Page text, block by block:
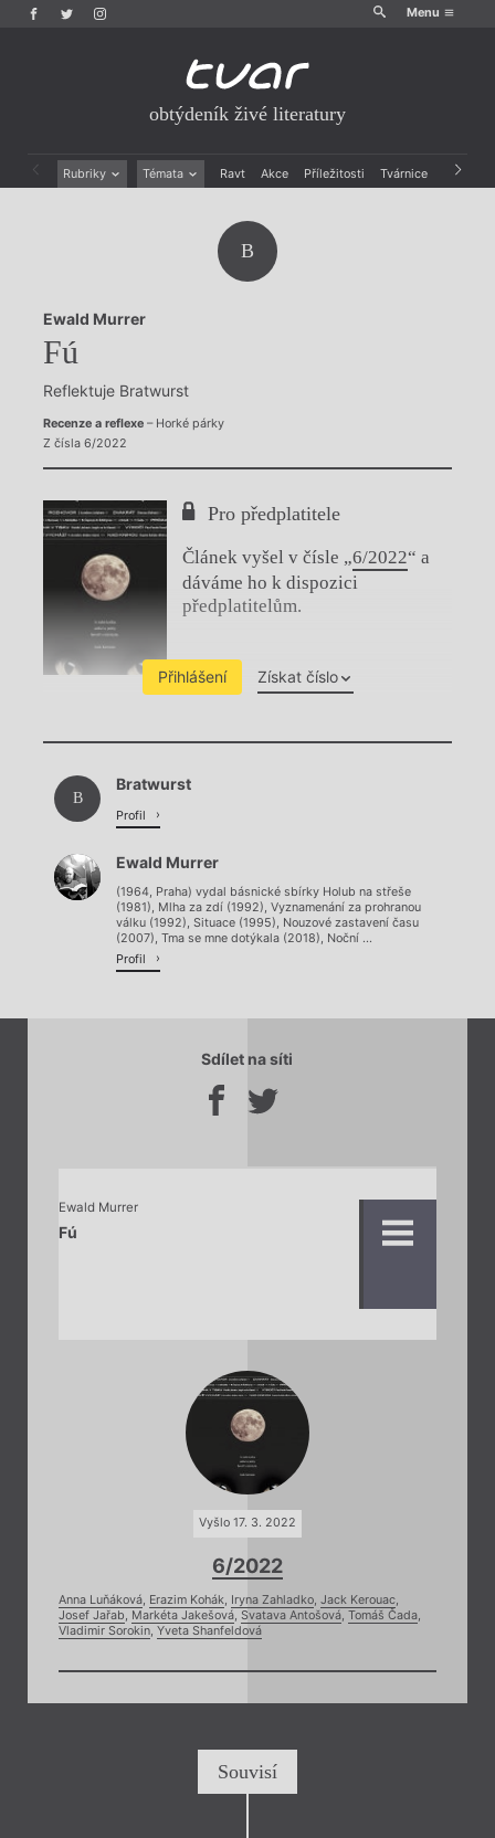
Menu
obtýdeník živé literatury
Rubriky Témata Ravt Akce Příležitosti Tvárnice Archiv
Rozhovory
Dokument
Výroční ceny
B
Ewald Murrer
Fú
Reflektuje Bratwurst
Recenze a reflexe– Horké párky
Z čísla 6/2022
Pro předplatitele
Článek vyšel v čísle „6/2022“ a
dáváme ho k dispozici
předplatitelům.
Přihlášení Získat číslo
Chviličku.
B
Bratwurst
Profil
Ewald Murrer
(1964, Praha) vydal básnické sbírky Holub na střeše
(1981), Mlha za zdí (1992), Vyznamenání za prohranou
válku (1992), Situace (1995), Nouzové zastavení času
(2007), Tma se mne dotýkala (2018), Noční ...
Profil
Sdílet na síti
Ewald Murrer
Fú
Vyšlo 17. 3. 2022
6/2022
Anna Luňáková, Erazim Kohák, Iryna Zahladko, Jack Kerouac,
Josef Jařab, Markéta Jakešová, Svatava Antošová, Tomáš Čada,
Vladimir Sorokin, Yveta Shanfeldová
Souvisí